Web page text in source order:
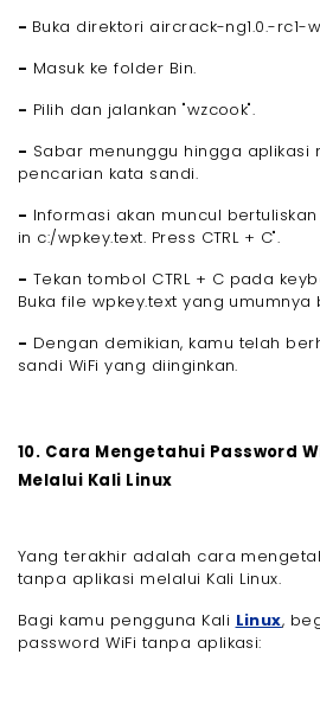
- Buka direktori aircrack-ng1.0.-rc1-
- Masuk ke folder Bin.
- Pilih dan jalankan "wzcook".
- Sabar menunggu hingga aplikasi
pencarian kata sandi.
- Informasi akan muncul
in c:/wpkey.text. Press CTRL + C".
- Tekan tombol CTRL + C pada
Buka file wpkey.text yang
- Dengan demikian, kamu telah
sandi WiFi yang diinginkan.
10. Cara Mengetahui Password
Melalui Kali Linux
Yang terakhir adalah cara
tanpa aplikasi melalui Kali Linux.
Bagi kamu pengguna Kali Linux,
password WiFi tanpa aplikasi: